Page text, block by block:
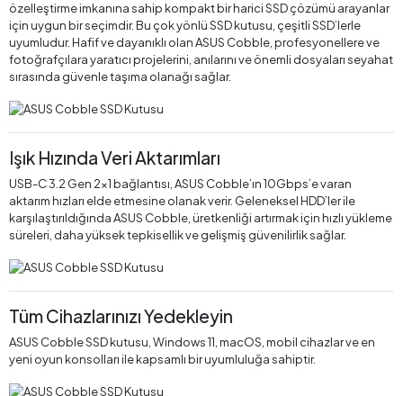
özelleştirme imkanına sahip kompakt bir harici SSD çözümü arayanlar
için uygun bir seçimdir. Bu çok yönlü SSD kutusu, çeşitli SSD’lerle
uyumludur. Hafif ve dayanıklı olan ASUS Cobble, profesyonellere ve
fotoğrafçılara yaratıcı projelerini, anılarını ve önemli dosyaları seyahat
sırasında güvenle taşıma olanağı sağlar.
Işık Hızında Veri Aktarımları
USB-C 3.2 Gen 2x1 bağlantısı, ASUS Cobble’ın 10Gbps’e varan
aktarım hızları elde etmesine olanak verir. Geleneksel HDD’ler ile
karşılaştırıldığında ASUS Cobble, üretkenliği artırmak için hızlı yükleme
süreleri, daha yüksek tepkisellik ve gelişmiş güvenilirlik sağlar.
Tüm Cihazlarınızı Yedekleyin
ASUS Cobble SSD kutusu, Windows 11, macOS, mobil cihazlar ve en
yeni oyun konsolları ile kapsamlı bir uyumluluğa sahiptir.